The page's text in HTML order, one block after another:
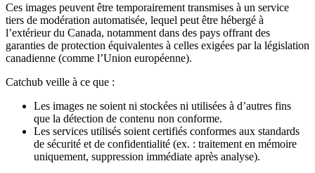
Ces images peuvent être temporairement transmises à un service
tiers de modération automatisée, lequel peut être hébergé à
l’extérieur du Canada, notamment dans des pays offrant des
garanties de protection équivalentes à celles exigées par la législation
canadienne (comme l’Union européenne).
Catchub veille à ce que :
Les images ne soient ni stockées ni utilisées à d’autres fins
que la détection de contenu non conforme.
Les services utilisés soient certifiés conformes aux standards
de sécurité et de confidentialité (ex. : traitement en mémoire
uniquement, suppression immédiate après analyse).